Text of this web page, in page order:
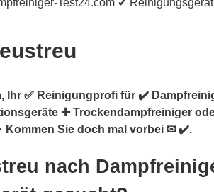
Ihr ✅ Reinigungprofi für ✔️
✚ Trockendampfreiniger
Kommen Sie doch mal vorbei ✉ ✔️.
nach